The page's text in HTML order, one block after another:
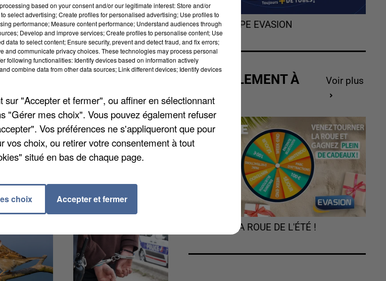
le-Temple, déguster les légumes
pourra aussi se rendre à la
du lycée hôtelier Antonin Carême.
de 10h à 18h. Des balades en
L'HOROSCOPE EVASION
ACTUELLEMENT À
GAGNER
Voir plus
TOURNEZ LA ROUE DE L'ÉTÉ !
based on your consent and/or our legitimate interest: Store and/or
select advertising; Create profiles for personalised advertising; Use profiles to
performance; Measure content performance; Understand audiences through
Develop and improve services; Create profiles to personalise content; Use
data to select content; Ensure security, prevent and detect fraud, and fix errors;
and communicate privacy choices. These technologies may process personal
following functionalities: Identify devices based on information actively
combine data from other data sources; Link different devices; Identify devices
sur "Accepter et fermer", ou affiner en sélectionnant
"Gérer mes choix". Vous pouvez également refuser
Vos préférences ne s'appliqueront que pour
vos choix, ou retirer votre consentement à tout
situé en bas de chaque page.
choix Accepter et fermer